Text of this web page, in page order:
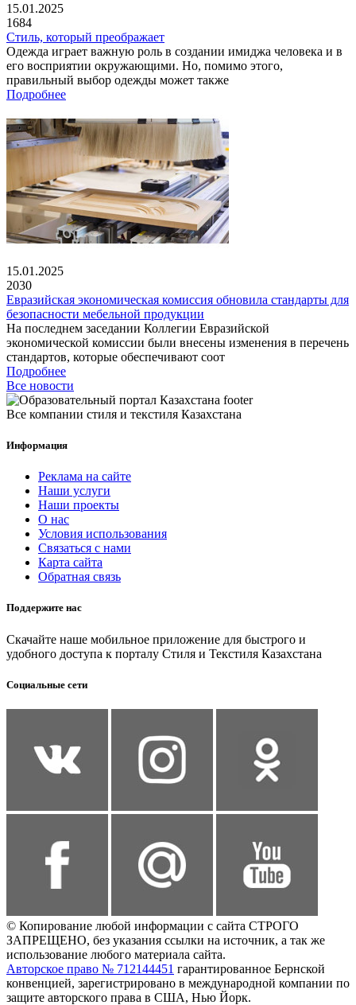
15.01.2025
1684
Стиль, который преображает
Одежда играет важную роль в создании имиджа человека и в
его восприятии окружающими. Но, помимо этого,
правильный выбор одежды может также
Подробнее
15.01.2025
2030
Евразийская экономическая комиссия обновила стандарты для
безопасности мебельной продукции
На последнем заседании Коллегии Евразийской
экономической комиссии были внесены изменения в перечень
стандартов, которые обеспечивают соот
Подробнее
Все новости
Все компании стиля и текстиля Казахстана
Информация
Реклама на сайте
Наши услуги
Наши проекты
О нас
Условия использования
Связаться с нами
Карта сайта
Обратная связь
Поддержите нас
Скачайте наше мобильное приложение для быстрого и
удобного доступа к порталу Стиля и Текстиля Казахстана
Социальные сети
© Копирование любой информации с сайта СТРОГО
ЗАПРЕЩЕНО, без указания ссылки на источник, а так же
использование любого материала сайта.
Авторское право № 712144451 гарантированное Бернской
конвенцией, зарегистрировано в международной компании по
защите авторского права в США, Нью Йорк.